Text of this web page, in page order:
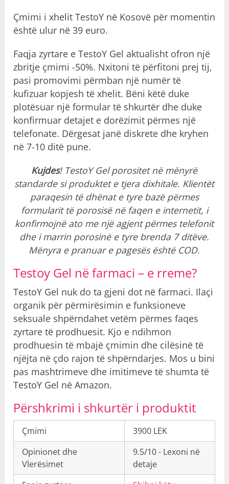
Çmimi i xhelit TestoY në Kosovë për momentin
është ulur në 39 euro.
Faqja zyrtare e TestoY Gel aktualisht ofron një
zbritje çmimi -50%. Nxitoni të përfitoni prej tij,
pasi promovimi përmban një numër të
kufizuar kopjesh të xhelit. Bëni këtë duke
plotësuar një formular të shkurtër dhe duke
konfirmuar detajet e dorëzimit përmes një
telefonate. Dërgesat janë diskrete dhe kryhen
në 7-10 ditë pune.
Kujdes! TestoY Gel porositet në mënyrë
standarde si produktet e tjera dixhitale. Klientët
paraqesin të dhënat e tyre bazë përmes
formularit të porosisë në faqen e internetit, i
konfirmojnë ato me një agjent përmes telefonit
dhe i marrin porosinë e tyre brenda 7 ditëve.
Mënyra e pranuar e pagesës është COD.
Testoy Gel në farmaci – e rreme?
TestoY Gel nuk do ta gjeni dot në farmaci. Ilaçi
organik për përmirësimin e funksioneve
seksuale shpërndahet vetëm përmes faqes
zyrtare të prodhuesit. Kjo e ndihmon
prodhuesin të mbajë çmimin dhe cilësinë të
njëjta në çdo rajon të shpërndarjes. Mos u bini
pas mashtrimeve dhe imitimeve të shumta të
TestoY Gel në Amazon.
Përshkrimi i shkurtër i produktit
Çmimi
3900 LEK
Opinionet dhe
Vlerësimet
9.5/10 - Lexoni në
detaje